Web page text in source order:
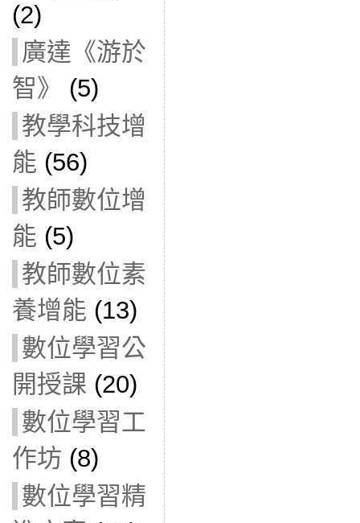
(2)
廣達《游於
智》
(5)
教學科技增
能 (56)
教師數位增
能 (5)
教師數位素
養增能 (13)
數位學習公
開授課 (20)
數位學習工
作坊 (8)
數位學習精